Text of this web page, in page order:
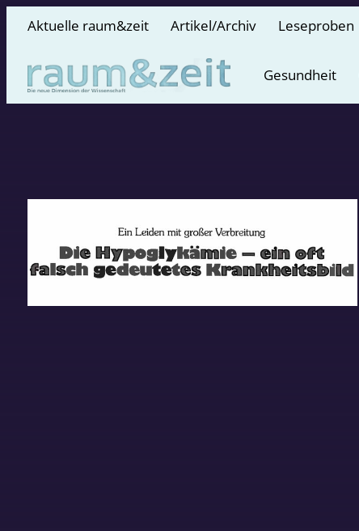
Aktuelle raum&zeit Artikel/Archiv Leseproben
Gesundheit